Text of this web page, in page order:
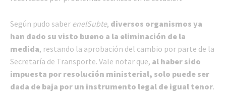
Según pudo saber enelSubte, diversos organismos ya
han dado su visto bueno a la eliminación de la
medida, restando la aprobación del cambio por parte de la
Secretaría de Transporte. Vale notar que, al haber sido
impuesta por resolución ministerial, solo puede ser
dada de baja por un instrumento legal de igual tenor.